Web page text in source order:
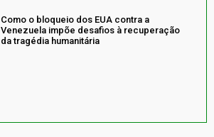
Como o bloqueio dos EUA contra a
Venezuela impõe desafios à recuperação
da tragédia humanitária